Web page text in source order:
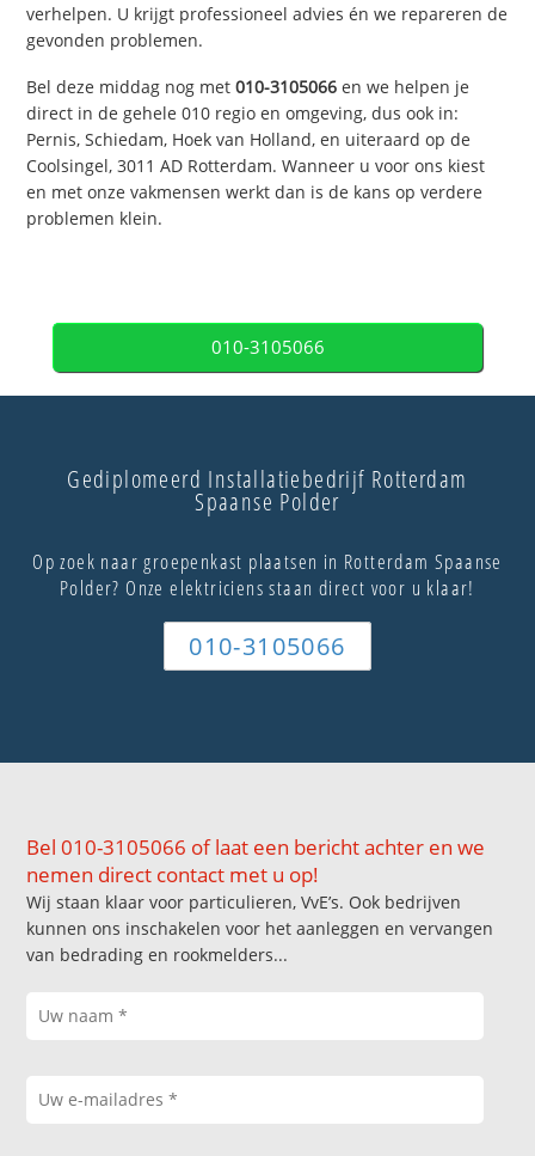
verhelpen. U krijgt professioneel advies én we repareren de
gevonden problemen.
Bel deze middag nog met010-3105066 en we helpen je
direct in de gehele 010 regio en omgeving, dus ook in:
Pernis, Schiedam, Hoek van Holland, en uiteraard op de
Coolsingel, 3011 AD Rotterdam. Wanneer u voor ons kiest
en met onze vakmensen werkt dan is de kans op verdere
problemen klein.
010-3105066
Gediplomeerd Installatiebedrijf Rotterdam
Spaanse Polder
Op zoek naar groepenkast plaatsen in Rotterdam Spaanse
Polder? Onze elektriciens staan direct voor u klaar!
010-3105066
Bel 010-3105066 of laat een bericht achter en we
nemen direct contact met u op!
Wij staan klaar voor particulieren, VvE’s. Ook bedrijven
kunnen ons inschakelen voor het aanleggen en vervangen
van bedrading en rookmelders...